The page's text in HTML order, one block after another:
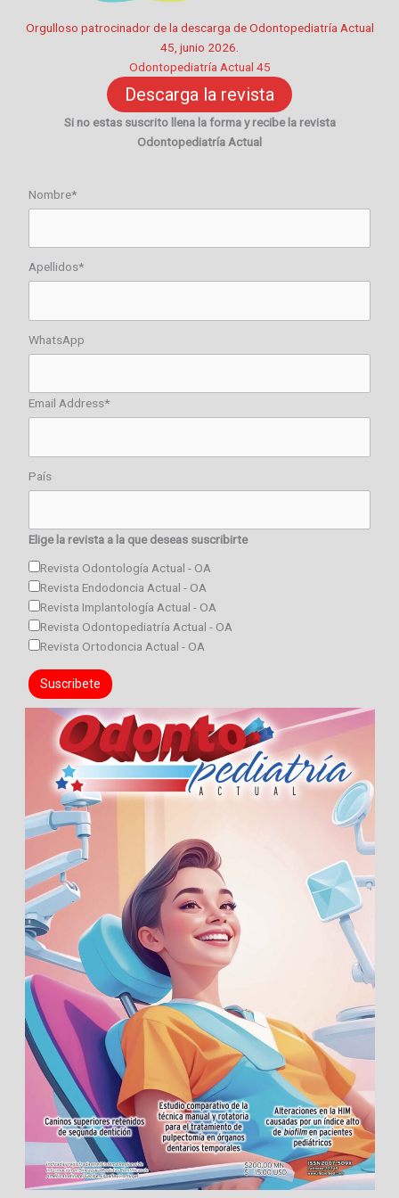
Orgulloso patrocinador de la descarga de Odontopediatría Actual
45, junio 2026.
Odontopediatría Actual 45
Descarga la revista
Si no estas suscrito llena la forma y recibe la revista
Odontopediatría Actual
Nombre*
Apellidos*
WhatsApp
Email Address*
País
Elige la revista a la que deseas suscribirte
Revista Odontología Actual - OA
Revista Endodoncia Actual - OA
Revista Implantología Actual - OA
Revista Odontopediatría Actual - OA
Revista Ortodoncia Actual - OA